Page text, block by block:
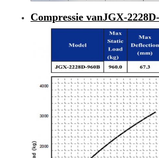
Compressie vanJGX-